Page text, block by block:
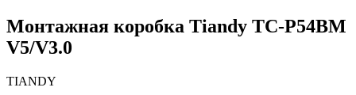
Монтажная коробка Tiandy TC-P54BM
V5/V3.0
TIANDY